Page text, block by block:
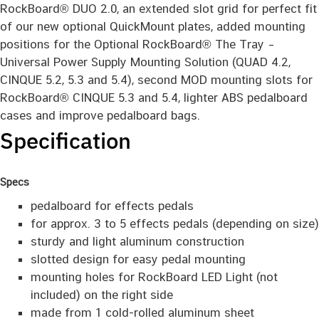
RockBoard® DUO 2.0, an extended slot grid for perfect fit
of our new optional QuickMount plates, added mounting
positions for the Optional RockBoard® The Tray –
Universal Power Supply Mounting Solution (QUAD 4.2,
CINQUE 5.2, 5.3 and 5.4), second MOD mounting slots for
RockBoard® CINQUE 5.3 and 5.4, lighter ABS pedalboard
cases and improve pedalboard bags.
Specification
Specs
pedalboard for effects pedals
for approx. 3 to 5 effects pedals (depending on size)
sturdy and light aluminum construction
slotted design for easy pedal mounting
mounting holes for RockBoard LED Light (not
included) on the right side
made from 1 cold-rolled aluminum sheet